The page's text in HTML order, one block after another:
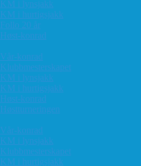
KM i lynsjakk
KM i hurtigsjakk
Follo 20 år
Høst-konrad
Vår-konrad
Klubbmesterskapet
KM i lynsjakk
KM i hurtigsjakk
Høst-konrad
Høstturneringen
Vår-konrad
KM i lynsjakk
Klubbmesterskapet
KM i hurtigsjakk